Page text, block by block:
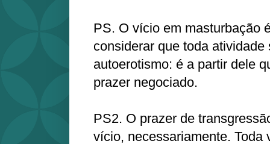
PS. O vício em masturbação
considerar que toda
autoerotismo: é a partir dele
prazer negociado.
PS2. O prazer de
vício, necessariamente. Toda